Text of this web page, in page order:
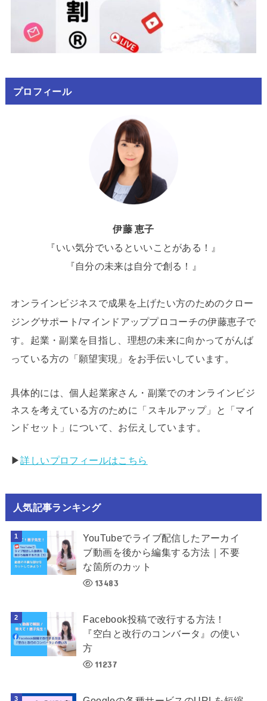
プロフィール
伊藤 恵子
『いい気分でいるといいことがある！』
『自分の未来は自分で創る！』
オンラインビジネスで成果を上げたい方のためのクロー
ジングサポート/マインドアッププロコーチの伊藤恵子で
す。起業・副業を目指し、理想の未来に向かってがんば
っている方の「願望実現」をお手伝いしています。
具体的には、個人起業家さん・副業でのオンラインビジ
ネスを考えている方のために「スキルアップ」と「マイ
ンドセット」について、お伝えしています。
▶︎詳しいプロフィールはこちら
人気記事ランキング
YouTubeでライブ配信したアーカイ
ブ動画を後から編集する方法｜不要
な箇所のカット
13483
Facebook投稿で改行する方法！
『空白と改行のコンバータ』の使い
方
11237